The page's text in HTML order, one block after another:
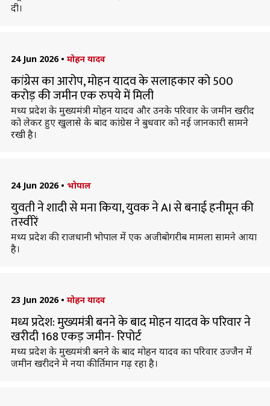
दी।
24 Jun 2026 • मोहन यादव
कांग्रेस का आरोप, मोहन यादव के सलाहकार को 500
करोड़ की जमीन एक रुपये में मिली
मध्य प्रदेश के मुख्यमंत्री मोहन यादव और उनके परिवार के जमीन खरीद
को लेकर हुए खुलासे के बाद कांग्रेस ने बुधवार को नई जानकारी सामने
रखी है।
24 Jun 2026 • भोपाल
युवती ने शादी से मना किया, युवक ने AI से बनाई हनीमून की
तस्वीरें
मध्य प्रदेश की राजधानी भोपाल में एक अजीबोगरीब मामला सामने आया
है।
23 Jun 2026 • मोहन यादव
मध्य प्रदेश: मुख्यमंत्री बनने के बाद मोहन यादव के परिवार ने
खरीदी 168 एकड़ जमीन- रिपोर्ट
मध्य प्रदेश के मुख्यमंत्री बनने के बाद मोहन यादव का परिवार उज्जैन में
जमीन खरीदने मे नया कीर्तिमान गढ़ रहा है।